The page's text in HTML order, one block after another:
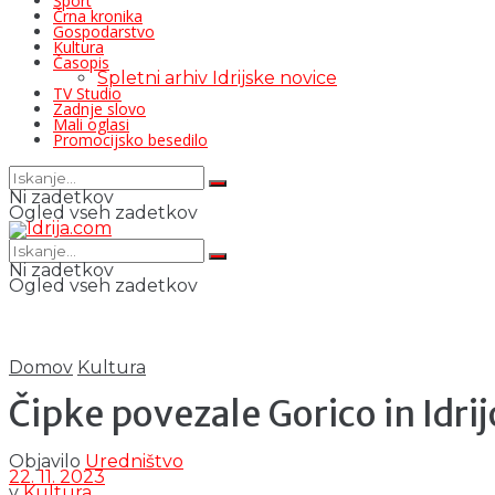
Črna kronika
Gospodarstvo
Kultura
Časopis
Spletni arhiv Idrijske novice
TV Studio
Zadnje slovo
Mali oglasi
Promocijsko besedilo
Ni zadetkov
Ogled vseh zadetkov
Ni zadetkov
Ogled vseh zadetkov
Domov Kultura
Čipke povezale Gorico in
Objavilo Uredništvo
22. 11. 2023